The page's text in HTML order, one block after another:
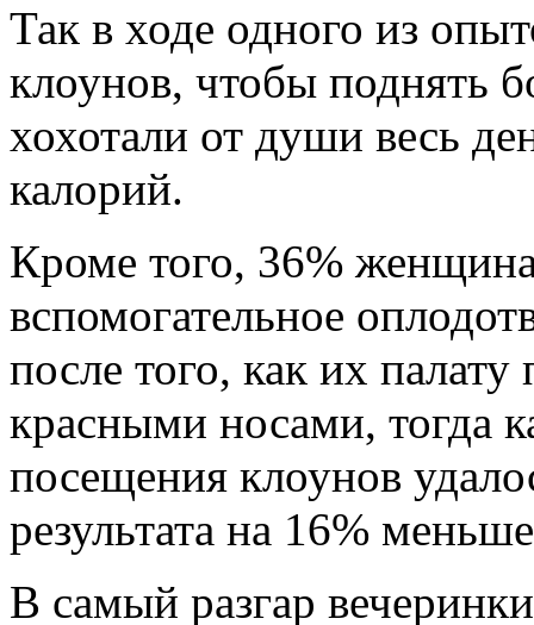
Так в ходе одного из
клоунов, чтобы поднять
хохотали от души весь
калорий.
Кроме того, 36%
вспомогательное
после того, как их палату
красными носами, тогда
посещения клоунов
результата на 16%
В самый разгар